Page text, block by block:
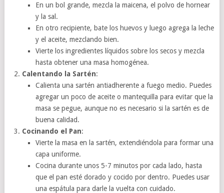
En un bol grande, mezcla la maicena, el polvo de hornear
y la sal.
En otro recipiente, bate los huevos y luego agrega la leche
y el aceite, mezclando bien.
Vierte los ingredientes líquidos sobre los secos y mezcla
hasta obtener una masa homogénea.
Calentando la Sartén:
Calienta una sartén antiadherente a fuego medio. Puedes
agregar un poco de aceite o mantequilla para evitar que la
masa se pegue, aunque no es necesario si la sartén es de
buena calidad.
Cocinando el Pan:
Vierte la masa en la sartén, extendiéndola para formar una
capa uniforme.
Cocina durante unos 5-7 minutos por cada lado, hasta
que el pan esté dorado y cocido por dentro. Puedes usar
una espátula para darle la vuelta con cuidado.